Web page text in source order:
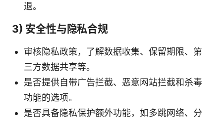
退。
3) 安全性与隐私合规
审核隐私政策，了解数据收集、保留期限、第
三方数据共享等。
是否提供自带广告拦截、恶意网站拦截和杀毒
功能的选项。
是否具备隐私保护额外功能，如多跳网络、分